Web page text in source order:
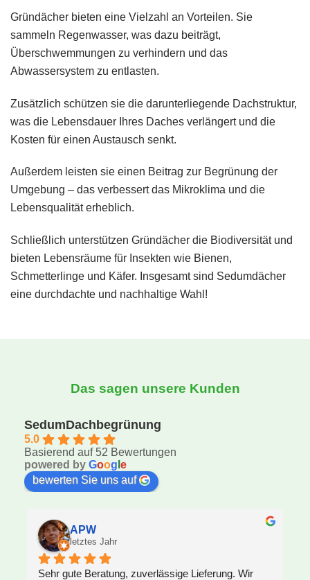
Gründächer bieten eine Vielzahl an Vorteilen. Sie
sammeln Regenwasser, was dazu beiträgt,
Überschwemmungen zu verhindern und das
Abwassersystem zu entlasten.
Zusätzlich schützen sie die darunterliegende Dachstruktur,
was die Lebensdauer Ihres Daches verlängert und die
Kosten für einen Austausch senkt.
Außerdem leisten sie einen Beitrag zur Begrünung der
Umgebung – das verbessert das Mikroklima und die
Lebensqualität erheblich.
Schließlich unterstützen Gründächer die Biodiversität und
bieten Lebensräume für Insekten wie Bienen,
Schmetterlinge und Käfer. Insgesamt sind Sedumdächer
eine durchdachte und nachhaltige Wahl!
Das sagen unsere Kunden
SedumDachbegrünung
5.0
Basierend auf 52 Bewertungen
powered by Goog e
bewerten Sie uns auf
APW
letztes Jahr
Sehr gute Beratung, zuverlässige Lieferung. Wir